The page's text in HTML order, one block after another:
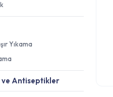
Yıkama
Antiseptikler